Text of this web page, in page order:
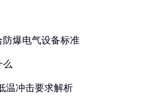
爆电气设备标准
么
温冲击要求解析